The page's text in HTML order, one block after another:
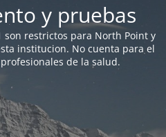
y pruebas
son restrictos para North Point y
institucion. No cuenta para el
de la salud.